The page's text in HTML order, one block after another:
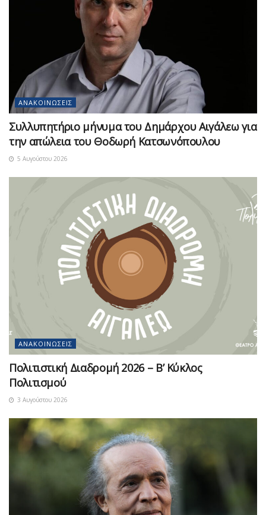
ΑΝΑΚΟΙΝΏΣΕΙΣ
Συλλυπητήριο μήνυμα του Δημάρχου Αιγάλεω για
την απώλεια του Θοδωρή Κατσωνόπουλου
5 Αυγούστου 2026
ΑΝΑΚΟΙΝΏΣΕΙΣ
Πολιτιστική Διαδρομή 2026 – Β’ Κύκλος
Πολιτισμού
3 Αυγούστου 2026